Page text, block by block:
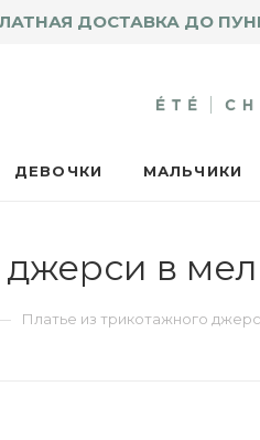
ДОСТАВКА ДО
ДЕВОЧКИ МАЛЬЧИКИ
в
Платье из трикотажного